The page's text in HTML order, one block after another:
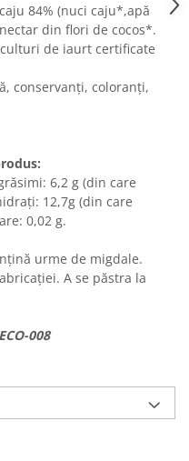
84% (nuci caju*,apă
din flori de cocos*.
de iaurt certificate
conservanți, coloranți,
6,2 g (din care
12,7g (din care
0,02 g.
urme de migdale.
A se păstra la
008